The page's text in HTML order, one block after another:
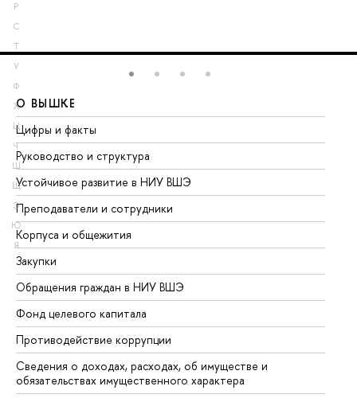
Р
С
Т
У
Ф
Х
Ц
Ч
Ш
Щ
Э
Ю
Я
О ВЫШКЕ
Цифры и факты
Руководство и структура
Устойчивое развитие в НИУ ВШЭ
Преподаватели и сотрудники
Корпуса и общежития
Закупки
Обращения граждан в НИУ ВШЭ
Фонд целевого капитала
Противодействие коррупции
Сведения о доходах, расходах, об имуществе и
обязательствах имущественного характера